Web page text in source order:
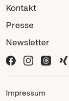
Kontakt
Presse
Newsletter
Impressum